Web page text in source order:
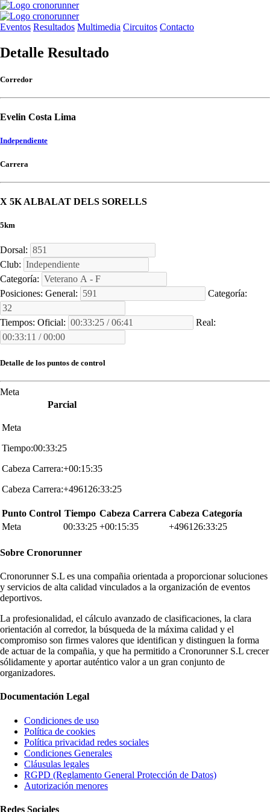
Eventos Resultados Multimedia Circuitos Contacto
Detalle Resultado
Corredor
Evelin Costa Lima
Independiente
Carrera
X 5K ALBALAT DELS SORELLS
5km
Dorsal:
Club:
Categoría:
Posiciones: General: Categoría:
Tiempos: Oficial: Real:
Detalle de los puntos de control
Meta
Parcial
Meta
Tiempo:00:33:25
Cabeza Carrera:+00:15:35
Cabeza Carrera:+496126:33:25
Punto Control Tiempo Cabeza Carrera Cabeza Categoría
Meta
00:33:25 +00:15:35 +496126:33:25
Sobre Cronorunner
Cronorunner S.L es una compañia orientada a proporcionar soluciones
y servicios de alta calidad vinculados a la organización de eventos
deportivos.
La profesionalidad, el cálculo avanzado de clasificaciones, la clara
orientación al corredor, la búsqueda de la máxima calidad y el
compromiso son firmes valores que identifican y distinguen la forma
de actuar de la compañia, y que ha permitido a Cronorunner S.L crecer
sólidamente y aportar auténtico valor a un gran conjunto de
organizadores.
Documentación Legal
Condiciones de uso
Política de cookies
Política privacidad redes sociales
Condiciones Generales
Cláusulas legales
RGPD (Reglamento General Protección de Datos)
Autorización menores
Redes Sociales